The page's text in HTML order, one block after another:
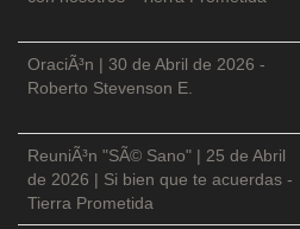
OraciÃ³n | 30 de Abril de 2026 -
Roberto Stevenson E.
ReuniÃ³n "SÃ© Sano" | 25 de Abril
de 2026 | Si bien que te acuerdas -
Tierra Prometida